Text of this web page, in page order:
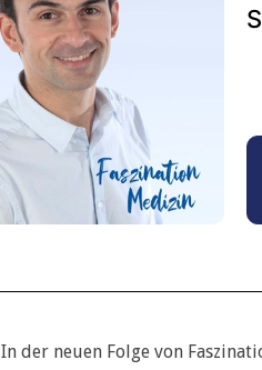
In der neuen Folge von